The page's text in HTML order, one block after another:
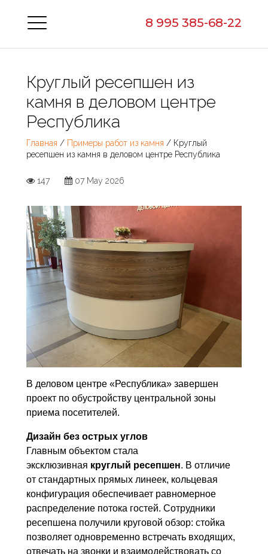
8 995 385-68-22
Круглый ресепшен из
камня в деловом центре
Республика
Главная / Примеры работ из камня / Круглый
ресепшен из камня в деловом центре Республика
147 07 May 2026
В деловом центре «Республика» завершен
проект по обустройству центральной зоны
приема посетителей.
Дизайн без острых углов
Главным объектом стала
эксклюзивная круглый ресепшен. В отличие
от стандартных прямых линеек, кольцевая
конфигурация обеспечивает равномерное
распределение потока гостей. Сотрудники
ресепшена получили круговой обзор: стойка
позволяет одновременно встречать входящих,
отвечать на звонки и взаимодействовать со